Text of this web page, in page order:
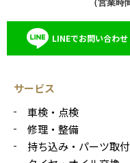
（営業時
LINEでお問い合わせ
サービス
車検・点検
修理・整備
持ち込み・パーツ取